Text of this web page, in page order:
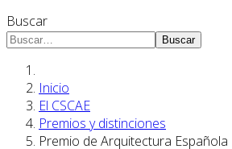
Buscar
Buscar
Inicio
El CSCAE
Premios y distinciones
Premio de Arquitectura Española